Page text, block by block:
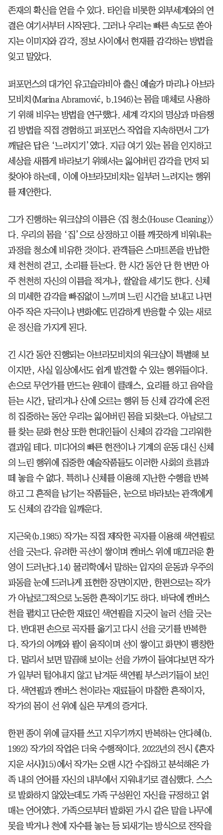
존재의 확신을 얻을 수 있다. 타인을 비롯한 외부세계와의 연
결은 여기서부터 시작된다. 그러나 우리는 빠른 속도로 쏟아
지는 이미지와 감각, 정보 사이에서 현재를 감각하는 방법을
잊고 말았다.
퍼포먼스의 대가인 유고슬라비아 출신 예술가 마리나 아브라
모비치(Marina Abramović, b.1946)는 몸을 매체로 사용하
기 위해 비우는 방법을 연구했다. 세계 각지의 명상과 마음챙
김 방법을 직접 경험하고 퍼포먼스 작업을 지속하면서 그가
깨달은 답은 ‘느려지기’였다. 지금 여기 있는 몸을 인지하고
세상을 새롭게 바라보기 위해서는 잃어버린 감각을 먼저 되
찾아야 하는데, 이에 아브라모비치는 일부러 느려지는 행위
를 제안한다.
그가 진행하는 워크샵의 이름은 <집 청소(House Cleaning)>
다. 우리의 몸을 ‘집’으로 상정하고 이를 깨끗하게 비워내는
과정을 청소에 비유한 것이다. 관객들은 스마트폰을 반납한
채 천천히 걷고, 소리를 듣는다. 한 시간 동안 단 한 번만 아
주 천천히 자신의 이름을 적거나, 쌀알을 세기도 한다. 신체
의 미세한 감각을 빠짐없이 느끼며 느린 시간을 보내고 나면
아주 작은 자극이나 변화에도 민감하게 반응할 수 있는 새로
운 정신을 가지게 된다.
긴 시간 동안 진행되는 아브라모비치의 워크샵이 특별해 보
이지만, 사실 일상에서도 쉽게 발견할 수 있는 행위들이다.
손으로 무언가를 만드는 원데이 클래스, 요리를 하고 음악을
듣는 시간, 달리거나 산에 오르는 행위 등 신체 감각에 온전
히 집중하는 동안 우리는 잃어버린 몸을 되찾는다. 아날로그
를 찾는 문화 현상 또한 현대인들이 신체의 감각을 그리워한
결과일 테다. 미디어의 빠른 현전이나 기계의 운동 대신 신체
의 느린 행위에 집중한 예술작품들도 이러한 사회의 흐름과
떼 놓을 수 없다. 특히나 신체를 이용해 지난한 수행을 반복
하고 그 흔적을 남기는 작품들은, 눈으로 바라보는 관객에게
도 신체의 감각을 일깨운다.
지근욱(b.1985) 작가는 직접 제작한 곡자를 이용해 색연필로
선을 긋는다. 유려한 곡선이 쌓이며 캔버스 위에 매끄러운 환
영이 드러난다.14) 물리학에서 말하는 입자의 운동과 우주의
파동을 눈에 드러나게 표현한 장면이지만, 한편으로는 작가
가 아날로그적으로 노동한 흔적이기도 하다. 바닥에 캔버스
천을 펼치고 단순한 재료인 색연필을 지긋이 눌러 선을 긋는
다. 반대편 손으로 곡자를 옮기고 다시 선을 긋기를 반복한
다. 작가의 어깨와 팔이 움직이며 선이 쌓이고 화면이 팽창한
다. 멀리서 보면 말끔해 보이는 선을 가까이 들여다보면 작가
가 일부러 털어내지 않고 남겨둔 색연필 부스러기들이 보인
다. 색연필과 캔버스 천이라는 재료들이 마찰한 흔적이자,
작가의 몸이 선 위에 실은 무게의 증거다.
한편 종이 위에 글자를 쓰고 지우기까지 반복하는 안다혜(b.
1992) 작가의 작업은 더욱 수행적이다. 2022년의 전시 《혼자
지운 서사》15)에서 작가는 오랜 시간 수집하고 분석해온 가
족 내의 언어를 자신의 내부에서 지워내기로 결심했다. 스스
로 발화하지 않았는데도 가족 구성원인 자신을 규정하고 얽
매는 언어였다. 가족으로부터 발화된 가시 같은 말을 나무에
못을 박거나 천에 자수를 놓는 등 되새기는 방식으로 전작을